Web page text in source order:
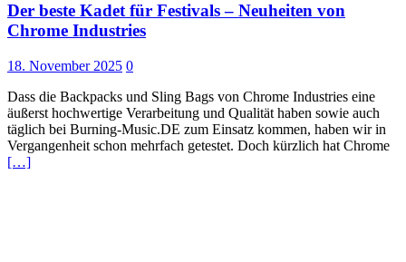
Der beste Kadet für Festivals – Neuheiten von
Chrome Industries
18. November 2025 0
Dass die Backpacks und Sling Bags von Chrome Industries eine
äußerst hochwertige Verarbeitung und Qualität haben sowie auch
täglich bei Burning-Music.DE zum Einsatz kommen, haben wir in
Vergangenheit schon mehrfach getestet. Doch kürzlich hat Chrome
[…]